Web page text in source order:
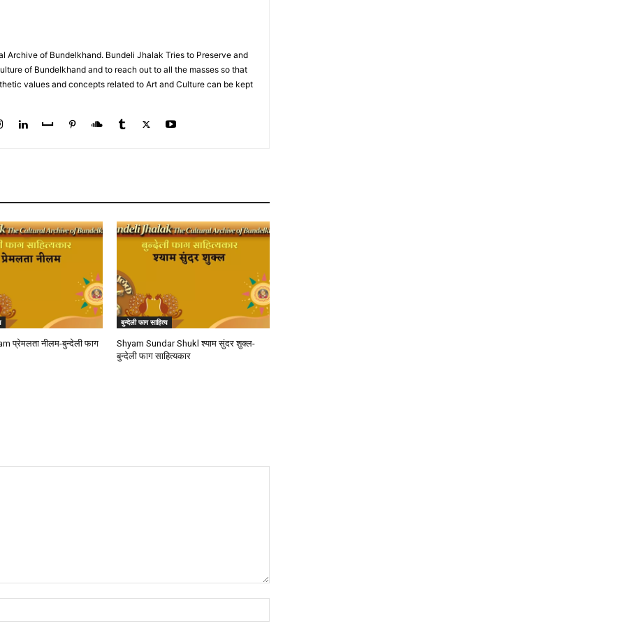
Archive of Bundelkhand. Bundeli Jhalak Tries to Preserve and
of Bundelkhand and to reach out to all the masses so that
values and concepts related to Art and Culture can be kept
प्रेमलता नीलम-बुन्देली फाग
बुन्देली फाग साहित्य
Shyam Sundar Shukl श्याम सुंदर शुक्ल-
बुन्देली फाग साहित्यकार